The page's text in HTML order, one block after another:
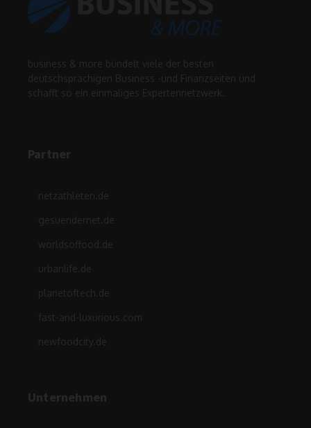
business & more bündelt viele der besten
deutschsprachigen Business -und Finanzseiten und
schafft so ein einmaliges Expertennetzwerk.
Partner
netzathleten.de
gesuendernet.de
worldsoffood.de
urbanlife.de
planetoftech.de
fast-and-luxurious.com
newfoodcity.de
Unternehmen